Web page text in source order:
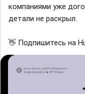
компаниями уже
детали не раскрыл.
👋 Подпишитесь на